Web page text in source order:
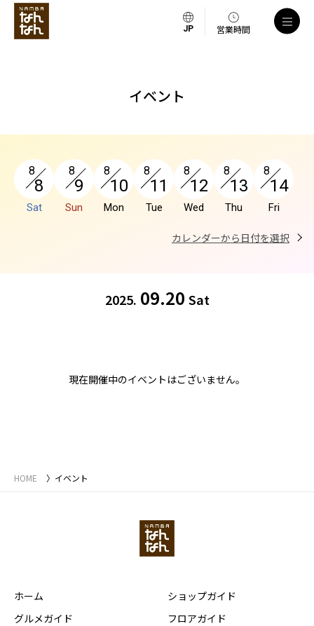
営業時間
イベント
8
8
Sat
8
9
Sun
8
10
Mon
8
11
Tue
8
12
Wed
8
13
Thu
8
14
Fri
カレンダーから日付を選択
2025. 09.20 Sat
現在開催中のイベントはございません。
HOME イベント
ホーム
グルメガイド
ショップガイド
フロアガイド